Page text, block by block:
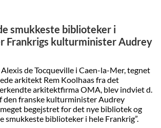
smukkeste biblioteker i
Frankrigs kulturminister Audrey
de Tocqueville i Caen-la-Mer, tegnet
arkitekt Rem Koolhaas fra det
arkitektfirma OMA, blev indviet d.
den franske kulturminister Audrey
begejstret for det nye bibliotek og
smukkeste biblioteker i hele Frankrig”.